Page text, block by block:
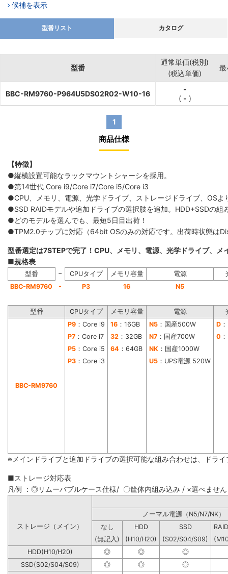
候補を表示
型番リスト カタログ
型番
通常単価(税別)
(税込単価)
最
BBC-RM9760-P964U5DS02R02-W10-16
-
( - )
1
商品仕様
【特徴】
●縦横設置可能なラックマウントシャーシを採用。
●第14世代 Core i9/Core i7/Core i5/Core i3
●CPU、メモリ、電源、光学ドライブ、ストレージドライブ、OS
●SSD RAIDモデルや追加ドライブの選択肢を追加。HDD+SSDの
●どのモデルを選んでも、最短5日目出荷！
●TPM2.0チップに対応（64bit OSのみの対応です。出荷時状態は
型番選定は7STEPで完了！CPU、メモリ、電源、光学ドライブ、
■規格表
型番 − CPUタイプ メモリ容量 電源
BBC-RM9760
- P3 16 N5
型番 CPUタイプ メモリ容量 電源
BBC-RM9760
P9 ：Core i9 16 ：16GB N5 ：国産500W D
P7 ：Core i7 32 ：32GB N7 ：国産700W 0
P5 ：Core i5 64 ：64GB NK ：国産1000W
P3 ：Core i3 U5 ：UPS電源 520W
※メインドライブと追加ドライブの選択可能な組み合わせは、ドラ
■ストレージ対応表
凡例 ：◎リムーバブルケース仕様/ 〇筐体内組み込み / ×選べません
ノーマル電源（N5/
ストレージ（メイン）
なし HDD SSD
(無記入)
(H10/H20) (S02/S04/S09)
HDD(H10/H20)
◎ ◎
◎
SSD(S02/S04/S09)
◎ ◎
◎